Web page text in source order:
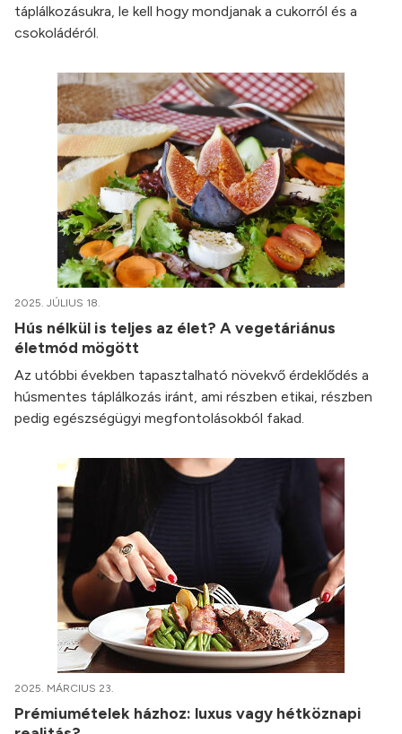
táplálkozásukra, le kell hogy mondjanak a cukorról és a
csokoládéról.
2025. JÚLIUS 18.
Hús nélkül is teljes az élet? A vegetáriánus
életmód mögött
Az utóbbi években tapasztalható növekvő érdeklődés a
húsmentes táplálkozás iránt, ami részben etikai, részben
pedig egészségügyi megfontolásokból fakad.
2025. MÁRCIUS 23.
Prémiumételek házhoz: luxus vagy hétköznapi